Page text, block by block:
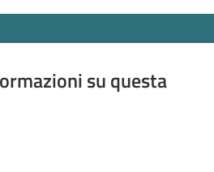
su questa